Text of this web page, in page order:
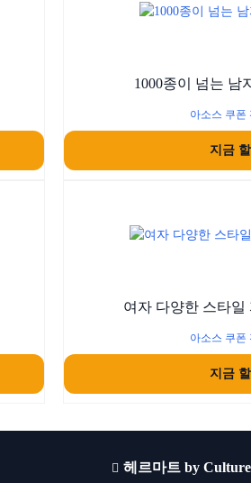
1000종이 넘는 남
아소스 쿠
지금
여자 다양한 스타일
아소스 쿠
지금
헤르마트 by